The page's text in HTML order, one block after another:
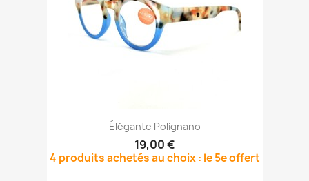
Élégante Polignano
19,00 €
4 produits achetés au choix : le 5e offert